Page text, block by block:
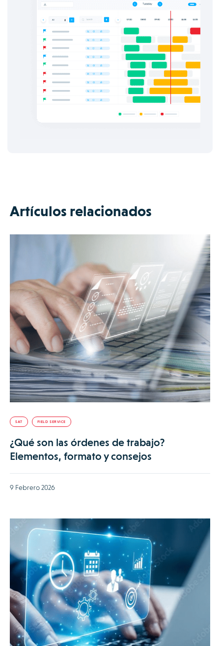
Artículos relacionados
SAT FIELD SERVICE
¿Qué son las órdenes de trabajo?
Elementos, formato y consejos
9 Febrero 2026